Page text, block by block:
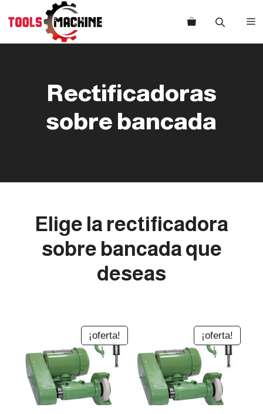
Rectificadoras
sobre bancada
Elige la rectificadora
sobre bancada que
deseas
¡oferta! ¡oferta!